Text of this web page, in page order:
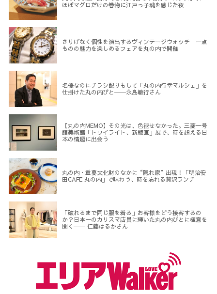
ほぼマグロだけの巻物に江戸っ子魂を感じた夜
さりげなく個性を演出するヴィンテージウォッチ 一点
ものの魅力を楽しめるフェアを丸の内で開催
名優なのにチラシ配りもして「丸の内行幸マルシェ」を
仕掛けた丸の内びと――永島敏行さん
【丸の内MEMO】その光は、色褪せなかった。三菱一号
館美術館「トワイライト、新版画」展で、時を超える日
本の情趣に出会う
丸の内・重要文化財のなかに“隠れ家”出現！「明治安
田CAFE 丸の内」で味わう、時を忘れる贅沢ランチ
「破れるまで同じ服を着る」お客様をどう接客するの
か？日本一のカリスマ店員に輝いた丸の内びとに極意を
聞く―― 仁藤はるかさん